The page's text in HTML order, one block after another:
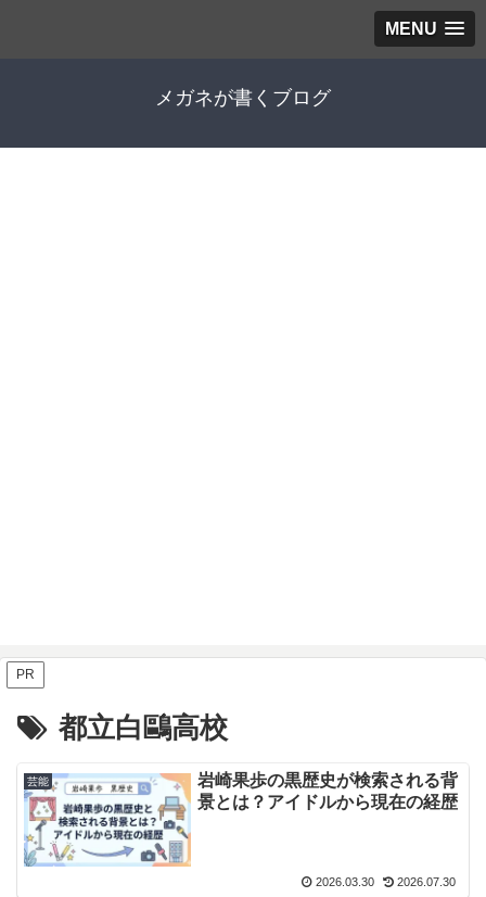
MENU
メガネが書くブログ
PR
都立白鷗高校
芸能
岩崎果歩の黒歴史が検索される背
景とは？アイドルから現在の経歴
2026.03.30 2026.07.30